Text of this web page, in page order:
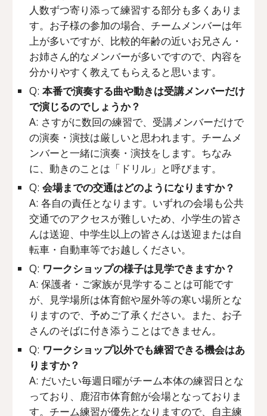
人数ずつ寄り添って練習する部分も多くありま
す。お子様の参加の場合、チームメンバーは年
上が多いですが、比較的年齢の近いお兄さん・
お姉さん的なメンバーが多いですので、内容を
分かりやすく教えてもらえると思います。
Q:本番で演奏する曲や動きは受講メンバーだけ
で演じるのでしょうか？
A: さすがに数回の練習で、受講メンバーだけで
の演奏・演技は厳しいと思われます。チームメ
ンバーと一緒に演奏・演技をします。ちなみ
に、動きのことは「ドリル」と呼びます。
Q:会場までの交通はどのようになりますか？
A: 各自の責任となります。いずれの会場も公共
交通でのアクセスが難しいため、小学生の皆さ
んは送迎、中学生以上の皆さんは送迎または自
転車 ・自動車等でお越しください。
Q: ワークショップの様子は見学できますか？
A: 保護者・ご家族が見学することは可能です
が、見学場所は体育館や屋外等の寒い場所とな
りますので、予めご了承ください。また、お子
さんのそばに付き添うことはできません。
Q: ワークショップ以外でも練習できる機会はあ
りますか？
A: だいたい毎週日曜がチーム本体の練習日とな
っており、鹿沼市体育館が会場となっておりま
す。チーム練習が優先となりますので、自主練